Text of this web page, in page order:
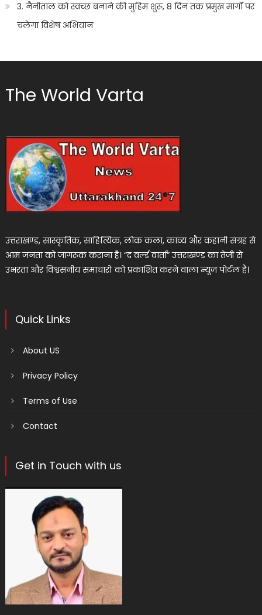
3. नैनीताल को स्वच्छ बनाने की मुहिम शुरू, 8 दिन तक प्रमुख मार्गों पर
चलेगा विशेष अभियान
The World Varta
उत्तराखण्ड, सांस्कृतिक, साहित्यिक, लोक कला, काव्य और कहानी संग्रह से
आम जनता को जागरूक कराना है। “द वर्ल्ड वार्ता” उत्तराखण्ड का तेजी से
उभरता और विश्वसनीय समाचारों को प्रकाशित करने वाला न्यूज पोर्टल है।
Quick Links
About US
Privacy Policy
Terms of Use
Contact
Get in Touch with us